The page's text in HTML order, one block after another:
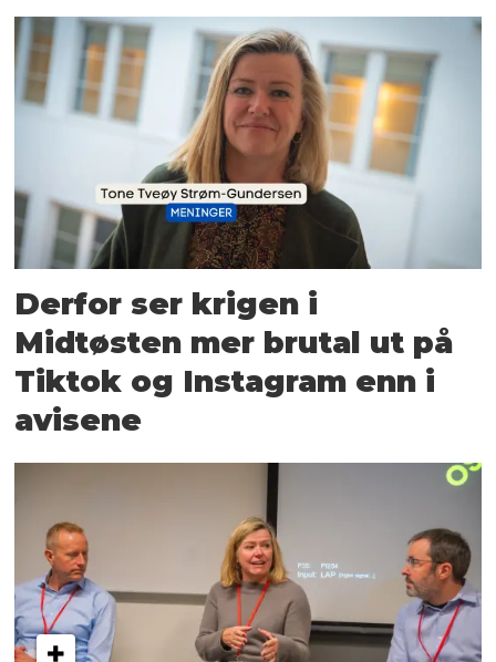
Derfor ser krigen i
Midtøsten mer brutal ut på
Tiktok og Instagram enn i
avisene